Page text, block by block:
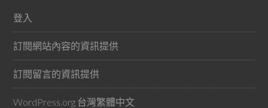
登入
訂閱網站內容的資訊提供
訂閱留言的資訊提供
WordPress.org 台灣繁體中文